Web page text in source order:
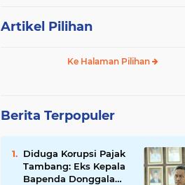
Artikel Pilihan
Ke Halaman Pilihan
Berita Terpopuler
Diduga Korupsi Pajak
Tambang: Eks Kepala
Bapenda Donggala